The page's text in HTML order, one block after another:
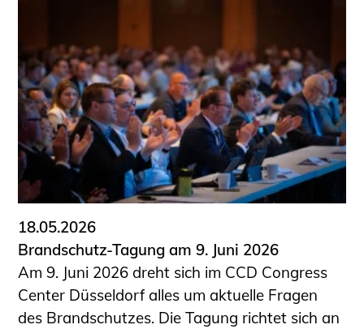
18.05.2026
Brandschutz-Tagung am 9. Juni 2026
Am 9. Juni 2026 dreht sich im CCD Congress
Center Düsseldorf alles um aktuelle Fragen
des Brandschutzes. Die Tagung richtet sich an